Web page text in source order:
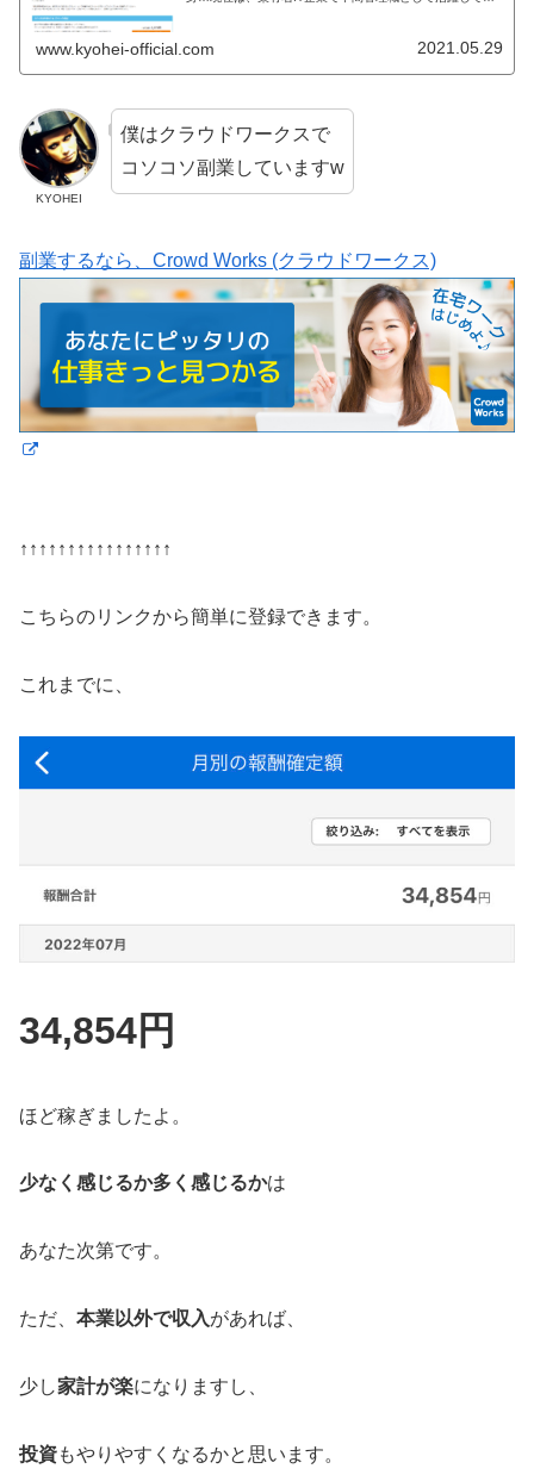
www.kyohei-official.com 2021.05.29
KYOHEI
僕はクラウドワークスで
コソコソ副業していますw
副業するなら、Crowd Works (クラウドワークス)
↑↑↑↑↑↑↑↑↑↑↑↑↑↑↑↑
こちらのリンクから簡単に登録できます。
これまでに、
34,854円
ほど稼ぎましたよ。
少なく感じるか多く感じるかは
あなた次第です。
ただ、 本業以外で収入があれば、
少し家計が楽になりますし、
投資もやりやすくなるかと思います。